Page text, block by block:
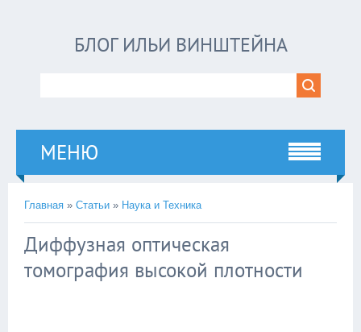
БЛОГ ИЛЬИ ВИНШТЕЙНА
МЕНЮ
Главная » Статьи » Наука и Техника
Диффузная оптическая
томография высокой плотности